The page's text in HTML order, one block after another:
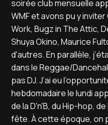
soirée club mensuelle
WMF et avons pu y
Work, Bugz in The Attic,
Shuya Okino, Maurice
d'autres. En parallèle,
dans le Reggae/
pas DJ. J’ai eu
hebdomadaire le lundi
de la D'n'B, du Hip-hop,
fête. À cette époque, on